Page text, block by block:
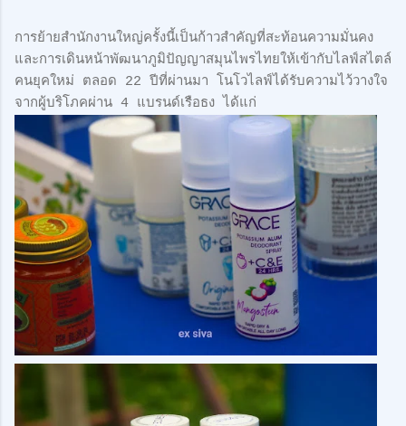
การย้ายสำนักงานใหญ่ครั้งนี้เป็นก้าวสำคัญที่สะท้อนความมั่นคง
และการเดินหน้าพัฒนาภูมิปัญญาสมุนไพรไทยให้เข้ากับไลฟ์สไตล์
คนยุคใหม่ ตลอด 22 ปีที่ผ่านมา โนโวไลฟ์ได้รับความไว้วางใจ
จากผู้บริโภคผ่าน 4 แบรนด์เรือธง ได้แก่